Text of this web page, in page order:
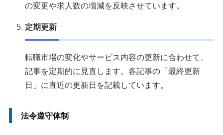
の変更や求人数の増減を反映させています。
定期更新
転職市場の変化やサービス内容の更新に合わせて、
記事を定期的に見直します。各記事の「最終更新
日」に直近の更新日を記載しています。
法令遵守体制